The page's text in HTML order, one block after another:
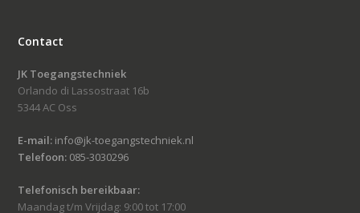
Contact
JK Toegangstechniek
Orlando di Lassostraat 16b
5344 AC Oss
E-mail: info@jk-toegangstechniek.nl
Telefoon: 085-3030296
Telefonisch bereikbaar:
Maandag t/m Vrijdag: 9:00 tot 17:00